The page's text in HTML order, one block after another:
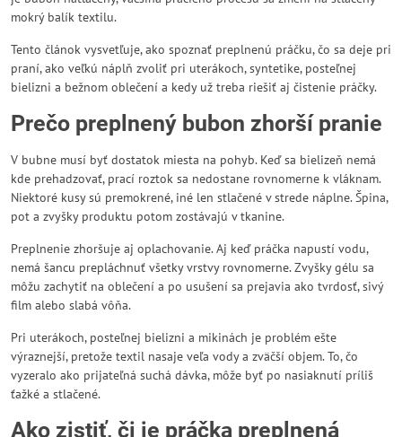
mokrý balík textilu.
Tento článok vysvetľuje, ako spoznať preplnenú práčku, čo sa deje pri
praní, ako veľkú náplň zvoliť pri uterákoch, syntetike, posteľnej
bielizni a bežnom oblečení a kedy už treba riešiť aj čistenie práčky.
Prečo preplnený bubon zhorší pranie
V bubne musí byť dostatok miesta na pohyb. Keď sa bielizeň nemá
kde prehadzovať, prací roztok sa nedostane rovnomerne k vláknam.
Niektoré kusy sú premokrené, iné len stlačené v strede náplne. Špina,
pot a zvyšky produktu potom zostávajú v tkanine.
Preplnenie zhoršuje aj oplachovanie. Aj keď práčka napustí vodu,
nemá šancu prepláchnuť všetky vrstvy rovnomerne. Zvyšky gélu sa
môžu zachytiť na oblečení a po usušení sa prejavia ako tvrdosť, sivý
film alebo slabá vôňa.
Pri uterákoch, posteľnej bielizni a mikinách je problém ešte
výraznejší, pretože textil nasaje veľa vody a zväčší objem. To, čo
vyzeralo ako prijateľná suchá dávka, môže byť po nasiaknutí príliš
ťažké a stlačené.
Ako zistiť, či je práčka preplnená